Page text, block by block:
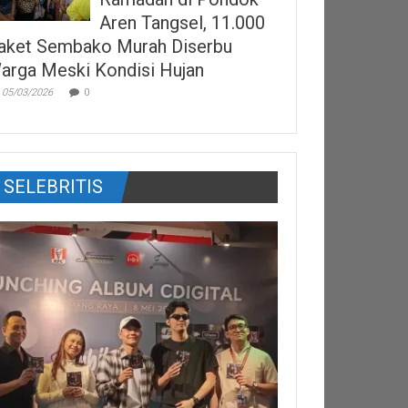
Aren Tangsel, 11.000
Sembako Murah Diserbu
Meski Kondisi Hujan
05/03/2026 0
SELEBRITIS